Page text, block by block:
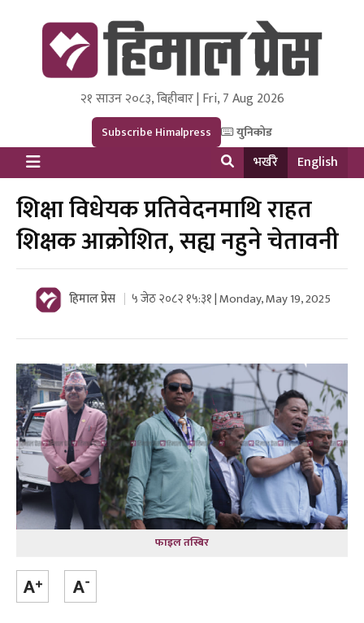
Himal Press
Dot NewsyNepal Media and Research Pvt Ltd.
२१ साउन २०८३, बिहीबार | Fri, 7 Aug 2026
Subscribe Himalpress युनिकोड
भर्खरै English
शिक्षा विधेयक प्रतिवेदनमाथि राहत
शिक्षक आक्रोशित, सह्य नहुने चेतावनी
हिमाल प्रेस ५ जेठ २०८२ १५:३१ | Monday, May 19, 2025
फाइल तस्बिर